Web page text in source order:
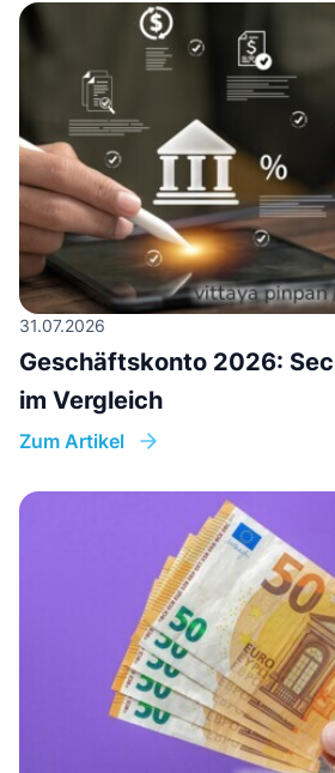
31.07.2026
Geschäftskonto 2026:
im Vergleich
Zum Artikel